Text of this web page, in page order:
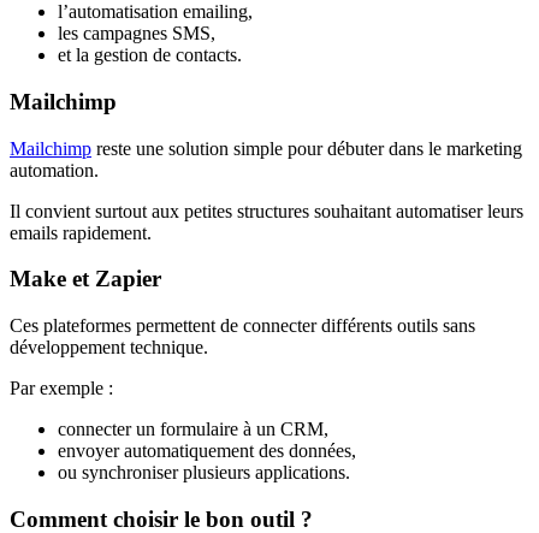
l’automatisation emailing,
les campagnes SMS,
et la gestion de contacts.
Mailchimp
Mailchimp reste une solution simple pour débuter dans le marketing
automation.
Il convient surtout aux petites structures souhaitant automatiser leurs
emails rapidement.
Make et Zapier
Ces plateformes permettent de connecter différents outils sans
développement technique.
Par exemple :
connecter un formulaire à un CRM,
envoyer automatiquement des données,
ou synchroniser plusieurs applications.
Comment choisir le bon outil ?